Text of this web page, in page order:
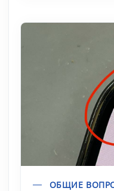
ОБЩИЕ